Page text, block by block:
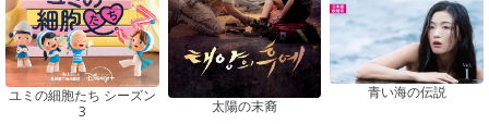
ユミの細胞たち シーズン
3
太陽の末裔
青い海の伝説